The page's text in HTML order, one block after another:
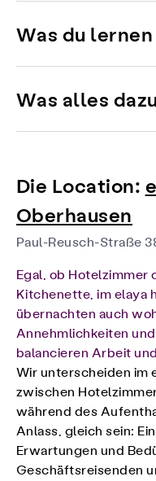
Was du
Was alles
Die Location:
Oberhausen
Paul-Reusch-Straße
Egal, ob
Kitchenette, im elaya
übernachten auch
Annehmlichkeiten
balancieren Arbeit
Wir unterscheiden im
zwischen
während des
Anlass, gleich sein:
Erwartungen und
Geschäftsreisenden